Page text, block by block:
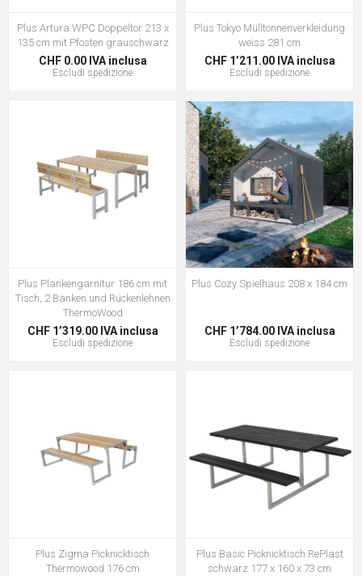
Plus Artura WPC Doppeltor 213 x
135 cm mit Pfosten grauschwarz
CHF 0.00 IVA inclusa
Escludi spedizione
Plus Tokyo Mülltonnenverkleidung
weiss 281 cm
CHF 1’211.00 IVA inclusa
Escludi spedizione
Plus Plankengarnitur 186 cm mit
Tisch, 2 Bänken und Rückenlehnen
ThermoWood
CHF 1’319.00 IVA inclusa
Escludi spedizione
Plus Cozy Spielhaus 208 x 184 cm
CHF 1’784.00 IVA inclusa
Escludi spedizione
Plus Zigma Picknicktisch
Thermowood 176 cm
Plus Basic Picknicktisch RePlast
schwarz 177 x 160 x 73 cm